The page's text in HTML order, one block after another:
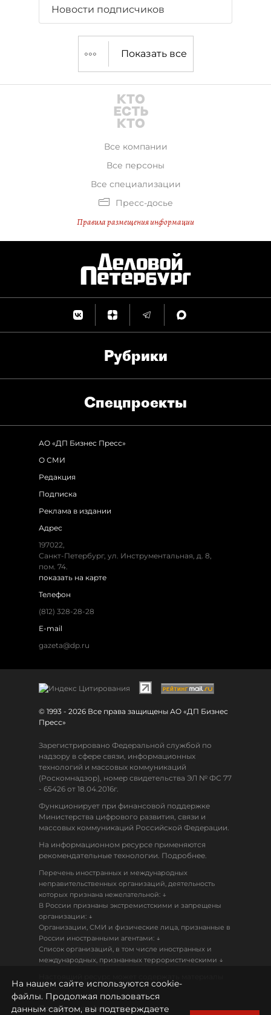
Новости подписчиков
Показать все
Все компании
Все персоны
Все специализации
Пресс-досье
Правила размещения информации
Рубрики
Спец­проекты
АО «ДП Бизнес Пресс»
О СМИ
Редакция
Подписка
Реклама в издании
Адрес
197022,
Санкт-Петербург, ул. Инструментальная, д. 8,
пом. 74.
показать на карте
Телефон
(812) 328-28-28
E-mail
gazeta@dp.ru
© 1993 - 2026 Все права защищены АО «ДП Бизнес
Пресс»
Зарегистрировано Федеральной службой по
надзору в сфере связи, информационных
технологий и массовых коммуникаций
(Роскомнадзор), номер свидетельства ЭЛ № ФС 77
- 65426 от 18.04.2016г.
Функционирует при финансовой поддержке
Министерства цифрового развития, связи и
массовых коммуникаций Российской Федерации.
На информационном ресурсе применяются
рекомендательные технологии. Подробнее.
Перечень иностранных и международных
неправительственных организаций, деятельность
которых признана нежелательной: ↓
В России признаны экстремистскими и запрещены
организации: ↓
Организации, СМИ и физические лица, признанные в
России иностранными агентами: ↓
Список организаций, в том числе иностранных и
международных, признанных террористическими ↓
18+
Политика конфиденциальности
На нашем сайте используются cookie-
файлы. Продолжая пользоваться
данным сайтом, вы подтверждаете